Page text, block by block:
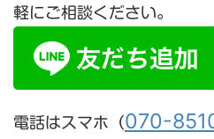
軽にご相談ください。
電話はスマホ（070-